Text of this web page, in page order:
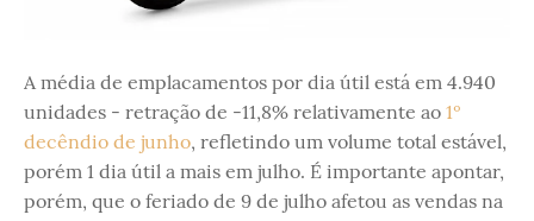
A média de emplacamentos por dia útil está em 4.940
unidades - retração de -11,8% relativamente ao 1º
decêndio de junho, refletindo um volume total estável,
porém 1 dia útil a mais em julho. É importante apontar,
porém, que o feriado de 9 de julho afetou as vendas na